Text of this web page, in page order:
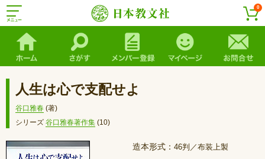
0
人生は心で支配せよ
谷口雅春 (著)
シリーズ 谷口雅春著作集 (10)
造本形式： 46判／布装上製